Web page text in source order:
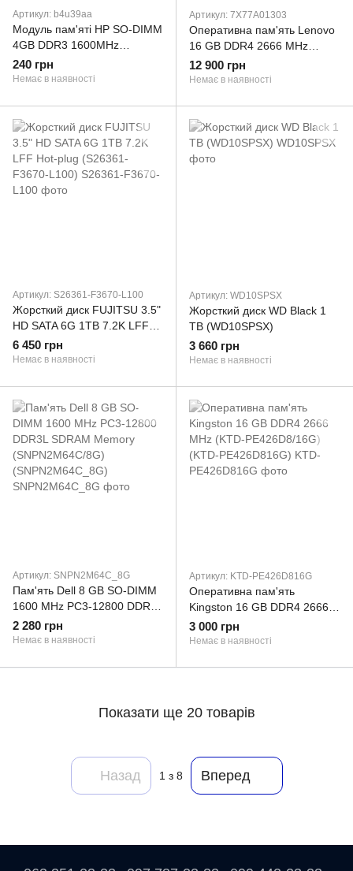
Артикул: b4u39aa
Модуль пам'яті HP SO-DIMM
4GB DDR3 1600MHz
(B4U39AA)
240 грн
Немає в наявності
Артикул: 7X77A01303
Оперативна пам'ять Lenovo
16 GB DDR4 2666 MHz
(7X77A01303)
12 900 грн
Немає в наявності
Артикул: S26361-F3670-L100
Жорсткий диск FUJITSU 3.5"
HD SATA 6G 1TB 7.2K LFF
Hot-plug (S26361-F3670-
L100)
6 450 грн
Немає в наявності
Артикул: WD10SPSX
Жорсткий диск WD Black 1
TB (WD10SPSX)
3 660 грн
Немає в наявності
Артикул: SNPN2M64C_8G
Пам'ять Dell 8 GB SO-DIMM
1600 MHz PC3-12800 DDR3L
SDRAM Memory
(SNPN2M64C/8G)
2 280 грн
Немає в наявності
Артикул: KTD-PE426D816G
Оперативна пам'ять
Kingston 16 GB DDR4 2666
MHz (KTD-PE426D8/16G)
(KTD-PE426D816G)
3 000 грн
Немає в наявності
Показати ще 20 товарів
Назад 1 з 8 Вперед